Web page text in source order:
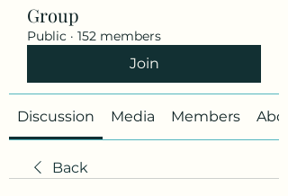
Group
Public · 152 members
Join
Discussion Media Members
Back